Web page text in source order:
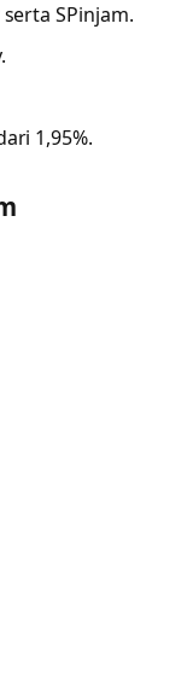
SPinjam.
1,95%.